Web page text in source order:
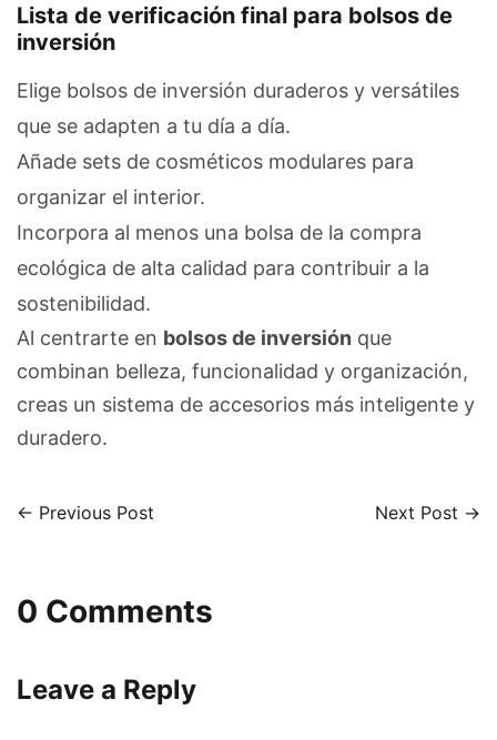
Lista de verificación final para bolsos de
inversión
Elige bolsos de inversión duraderos y versátiles
que se adapten a tu día a día.
Añade sets de cosméticos modulares para
organizar el interior.
Incorpora al menos una bolsa de la compra
ecológica de alta calidad para contribuir a la
sostenibilidad.
Al centrarte en bolsos de inversión que
combinan belleza, funcionalidad y organización,
creas un sistema de accesorios más inteligente y
duradero.
← Previous Post Next Post →
0 Comments
Leave a Reply